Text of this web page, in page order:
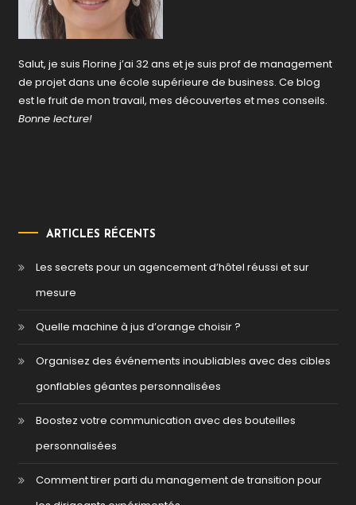
Salut, je suis Florine j’ai 32 ans et je suis prof de management
de projet dans une école supérieure de business. Ce blog
est le fruit de mon travail, mes découvertes et mes conseils.
Bonne lecture!
ARTICLES RÉCENTS
Les secrets pour un agencement d’hôtel réussi et sur
mesure
Quelle machine à jus d’orange choisir ?
Organisez des événements inoubliables avec des cibles
gonflables géantes personnalisées
Boostez votre communication avec des bouteilles
personnalisées
Comment tirer parti du management de transition pour